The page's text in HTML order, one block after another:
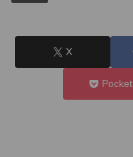
X
Pocket